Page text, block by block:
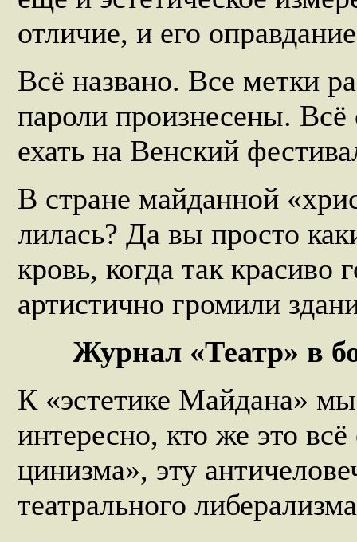
отличие, и его
Всё названо. Все метки
пароли произнесены.
ехать на Венский
В стране майданной
лилась? Да вы просто
кровь, когда так красиво
артистично громили
Журнал «Театр» в
К «эстетике Майдана»
интересно, кто же это
цинизма», эту
театрального